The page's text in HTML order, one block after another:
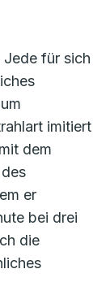
Jede für sich
imitiert
dem
er
bei drei
die